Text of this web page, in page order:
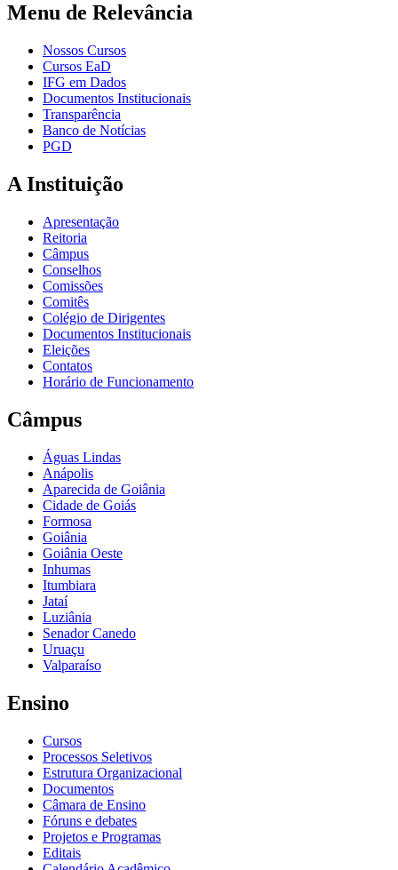
Menu de Relevância
Nossos Cursos
Cursos EaD
IFG em Dados
Documentos Institucionais
Transparência
Banco de Notícias
PGD
A Instituição
Apresentação
Reitoria
Câmpus
Conselhos
Comissões
Comitês
Colégio de Dirigentes
Documentos Institucionais
Eleições
Contatos
Horário de Funcionamento
Câmpus
Águas Lindas
Anápolis
Aparecida de Goiânia
Cidade de Goiás
Formosa
Goiânia
Goiânia Oeste
Inhumas
Itumbiara
Jataí
Luziânia
Senador Canedo
Uruaçu
Valparaíso
Ensino
Cursos
Processos Seletivos
Estrutura Organizacional
Documentos
Câmara de Ensino
Fóruns e debates
Projetos e Programas
Editais